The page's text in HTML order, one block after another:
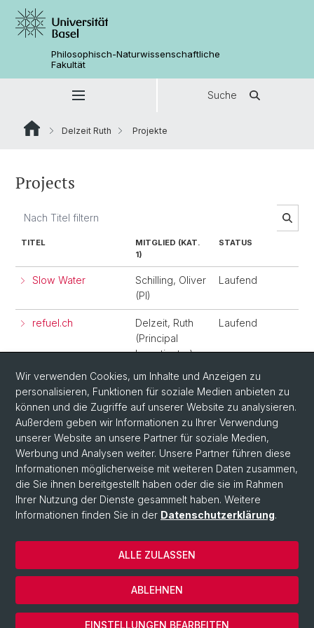
Philosophisch-Naturwissenschaftliche
Fakultät
Suche
Delzeit Ruth Projekte
Projects
TITEL
MITGLIED (KAT.
1)
STATUS
Slow Water
Schilling, Oliver
(PI)
Laufend
refuel.ch
Delzeit, Ruth
(Principal
Investigator)
Laufend
BESTMAP -
Redesigning
Europe's
agricultural policy
Delzeit, Ruth
(Principal
Investigator)
Abgeschlossen
Wir verwenden Cookies, um Inhalte und Anzeigen zu
personalisieren, Funktionen für soziale Medien anbieten zu
können und die Zugriffe auf unserer Website zu analysieren.
Außerdem geben wir Informationen zu Ihrer Verwendung
unserer Website an unsere Partner für soziale Medien,
Werbung und Analysen weiter. Unsere Partner führen diese
Informationen möglicherweise mit weiteren Daten zusammen,
die Sie ihnen bereitgestellt haben oder die sie im Rahmen
Ihrer Nutzung der Dienste gesammelt haben. Weitere
Informationen finden Sie in der Datenschutzerklärung.
EINSTELLUNGEN BEARBEITEN
ABLEHNEN
ALLE ZULASSEN